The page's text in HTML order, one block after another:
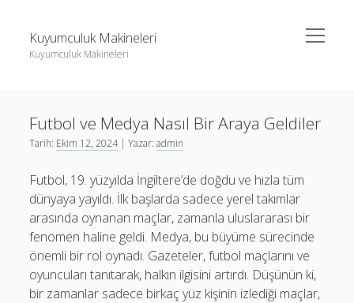
Kuyumculuk Makineleri
Kuyumculuk Makineleri
menüyü
aç
Liste
Sayfa Listesi
Shorts Beğeni Gönderme Hilesi Ücretsiz
Twitter Gizli Sikiş
Liste
Sayfa Listesi
Shorts Beğeni Gönderme Hilesi Ücretsiz
Twitter Gizli Sikiş
Futbol ve Medya Nasıl Bir Araya Geldiler
Tarih: Ekim 12, 2024| Yazar:admin
Futbol, 19. yüzyılda İngiltere’de doğdu ve hızla tüm
dünyaya yayıldı. İlk başlarda sadece yerel takımlar
arasında oynanan maçlar, zamanla uluslararası bir
fenomen haline geldi. Medya, bu büyüme sürecinde
önemli bir rol oynadı. Gazeteler, futbol maçlarını ve
oyuncuları tanıtarak, halkın ilgisini artırdı. Düşünün ki,
bir zamanlar sadece birkaç yüz kişinin izlediği maçlar,